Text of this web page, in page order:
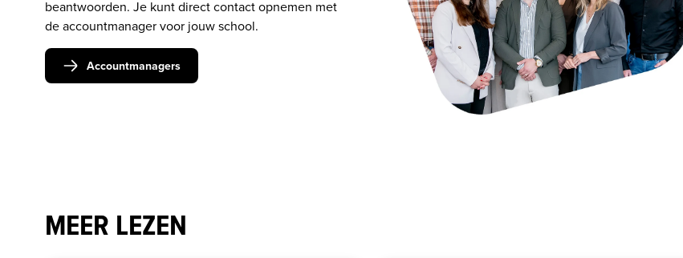
beantwoorden. Je kunt direct contact opnemen met
de accountmanager voor jouw school.
Accountmanagers
MEER LEZEN